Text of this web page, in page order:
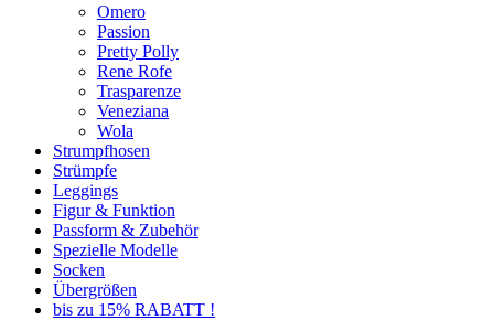
Omero
Passion
Pretty Polly
Rene Rofe
Trasparenze
Veneziana
Wola
Strumpfhosen
Strümpfe
Leggings
Figur & Funktion
Passform & Zubehör
Spezielle Modelle
Socken
Übergrößen
bis zu 15% RABATT !